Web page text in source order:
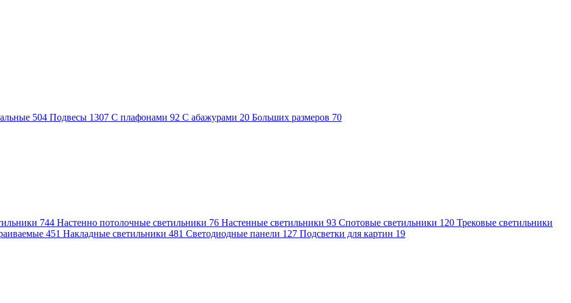
504 Подвесы 1307 С плафонами 92 С абажурами 20 Больших размеров 70
744 Настенно потолочные светильники 76 Настенные светильники 93 Спотовые светильники 120 Трековые светильники
451 Накладные светильники 481 Светодиодные панели 127 Подсветки для картин 19